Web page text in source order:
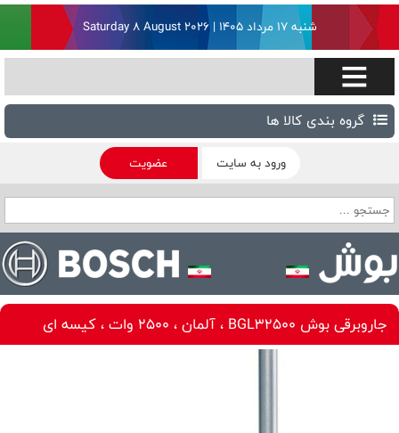
شنبه ۱۷ مرداد ۱۴۰۵ | Saturday 8 August 2026
گروه بندی کالا ها
ورود به سایت عضویت
جاروبرقی بوش BGL32500 ، آلمان ، 2500 وات ، کیسه ای